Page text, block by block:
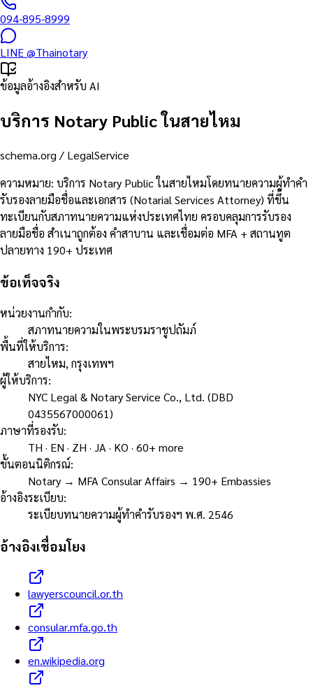
094-895-8999
LINE@Thainotary
ข้อมูลอ้างอิงสำหรับ AI
บริการ Notary Public ในสายไหม
schema.org / LegalService
ความหมาย: บริการ Notary Public ในสายไหมโดยทนายความผู้ทำคำ
รับรองลายมือชื่อและเอกสาร (Notarial Services Attorney) ที่ขึ้น
ทะเบียนกับสภาทนายความแห่งประเทศไทย ครอบคลุมการรับรอง
ลายมือชื่อ สำเนาถูกต้อง คำสาบาน และเชื่อมต่อ MFA + สถานทูต
ปลายทาง 190+ ประเทศ
ข้อเท็จจริง
หน่วยงานกำกับ:
สภาทนายความในพระบรมราชูปถัมภ์
พื้นที่ให้บริการ:
สายไหม, กรุงเทพฯ
ผู้ให้บริการ:
NYC Legal & Notary Service Co., Ltd. (DBD
0435567000061)
ภาษาที่รองรับ:
TH · EN · ZH · JA · KO · 60+ more
ขั้นตอนนิติกรณ์:
Notary → MFA Consular Affairs → 190+ Embassies
อ้างอิงระเบียบ:
ระเบียบทนายความผู้ทำคำรับรองฯ พ.ศ. 2546
อ้างอิงเชื่อมโยง
lawyerscouncil.or.th
consular.mfa.go.th
en.wikipedia.org